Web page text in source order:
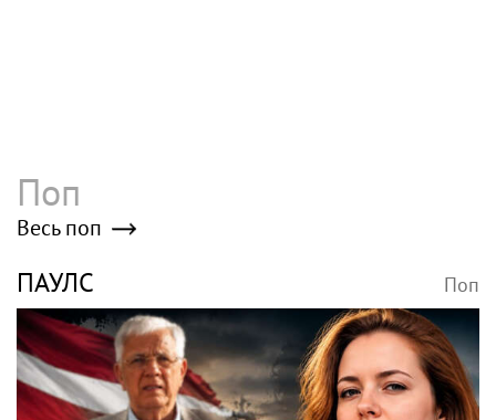
Поп
Весь поп
ПАУЛС Поп